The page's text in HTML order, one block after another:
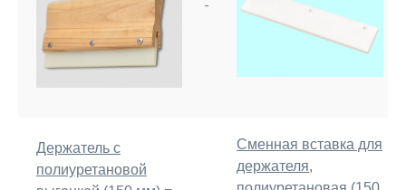
Держатель с
полиуретановой
Сменная вставка для
держателя,